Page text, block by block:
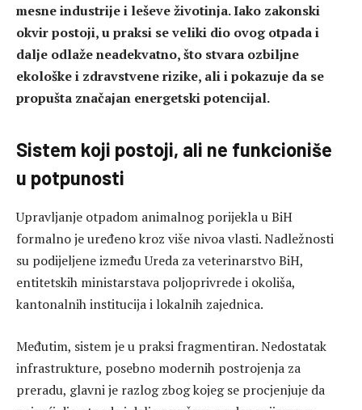
mesne industrije i leševe životinja. Iako zakonski
okvir postoji, u praksi se veliki dio ovog otpada i
dalje odlaže neadekvatno, što stvara ozbiljne
ekološke i zdravstvene rizike, ali i pokazuje da se
propušta značajan energetski potencijal.
Sistem koji postoji, ali ne funkcioniše
u potpunosti
Upravljanje otpadom animalnog porijekla u BiH
formalno je uređeno kroz više nivoa vlasti. Nadležnosti
su podijeljene između Ureda za veterinarstvo BiH,
entitetskih ministarstava poljoprivrede i okoliša,
kantonalnih institucija i lokalnih zajednica.
Međutim, sistem je u praksi fragmentiran. Nedostatak
infrastrukture, posebno modernih postrojenja za
preradu, glavni je razlog zbog kojeg se procjenjuje da